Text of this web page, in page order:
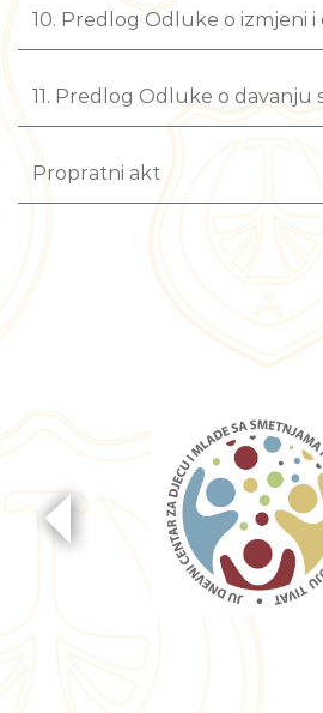
10. Predlog Odluke o izmjeni
11. Predlog Odluke o davanju
Propratni akt